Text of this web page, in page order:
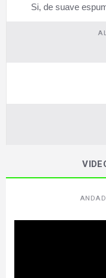
Si, de suave